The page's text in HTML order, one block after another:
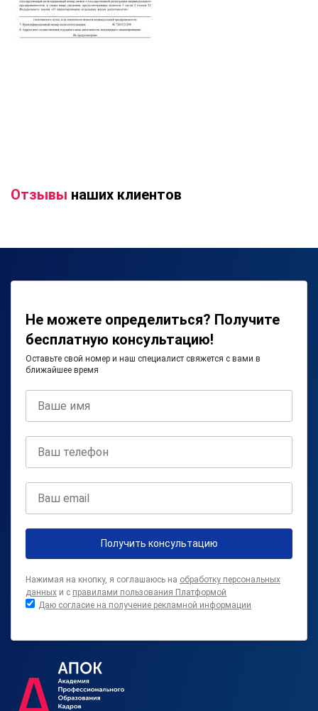
Отзывы наших клиентов
Не можете определиться? Получите
бесплатную консультацию!
Оставьте свой номер и наш специалист свяжется с вами в
ближайшее время
Получить консультацию
Нажимая на кнопку, я соглашаюсь на обработку персональных
данных и с правилами пользования Платформой
Даю согласие на получение рекламной информации